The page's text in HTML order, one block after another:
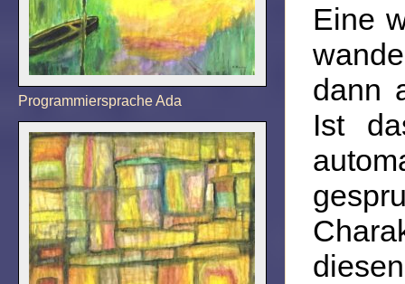
Programmiersprache Ada
Eine
dann
Ist